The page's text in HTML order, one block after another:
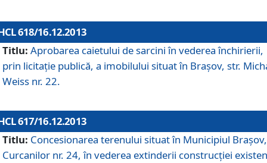
618/16.12.2013
Titlu: Aprobarea caietului de sarcini în vederea închirierii,
prin licitaţie publică, a imobilului situat în Braşov, str.
Weiss nr. 22.
617/16.12.2013
Titlu: Concesionarea terenului situat în Municipiul
Curcanilor nr. 24, în vederea extinderii construcţiei